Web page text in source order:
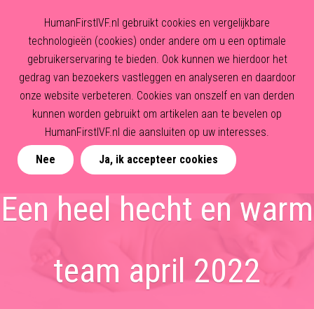
Een heel hecht en warm
team april 2022
HumanFirstIVF.nl gebruikt cookies en vergelijkbare
technologieën (cookies) onder andere om u een optimale
gebruikerservaring te bieden. Ook kunnen we hierdoor het
gedrag van bezoekers vastleggen en analyseren en daardoor
onze website verbeteren. Cookies van onszelf en van derden
kunnen worden gebruikt om artikelen aan te bevelen op
HumanFirstIVF.nl die aansluiten op uw interesses.
Nee Ja, ik accepteer cookies